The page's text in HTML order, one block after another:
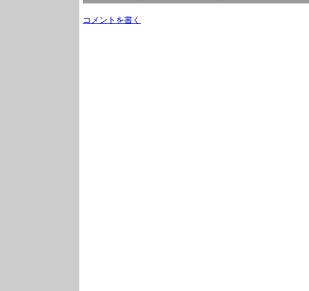
コメントを書く